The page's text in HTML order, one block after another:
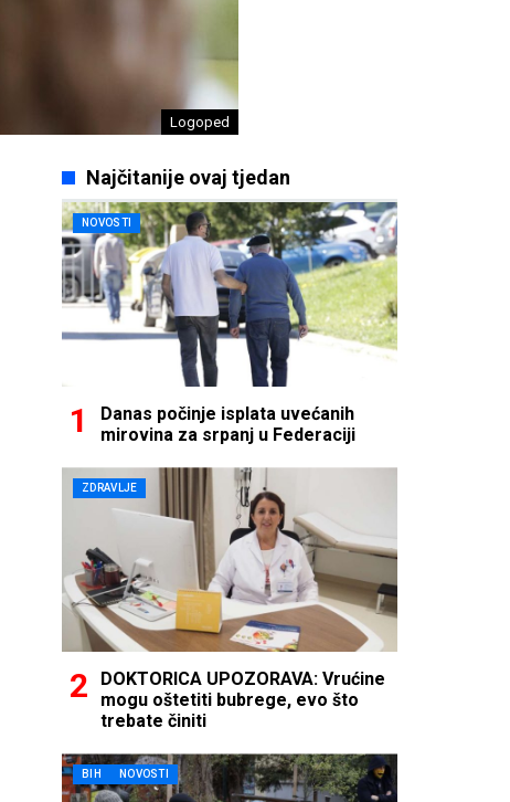
Logoped
Najčitanije ovaj tjedan
NOVOSTI
Danas počinje isplata uvećanih
mirovina za srpanj u Federaciji
ZDRAVLJE
DOKTORICA UPOZORAVA: Vrućine
mogu oštetiti bubrege, evo što
trebate činiti
BIH NOVOSTI